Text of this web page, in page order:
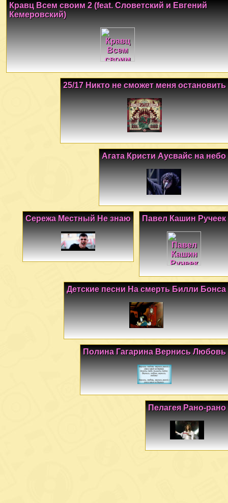
Кравц Всем своим 2 (feat. Словетский и Евгений
Кемеровский)
25/17 Никто не сможет меня остановить
Агата Кристи Аусвайс на небо
Павел Кашин Ручеек
Сережа Местный Не знаю
Детские песни На смерть Билли Бонса
Полина Гагарина Вернись Любовь
Пелагея Рано-рано